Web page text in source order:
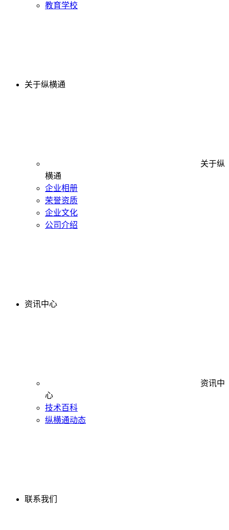
教育学校
关于纵横通
关于纵
横通
企业相册
荣誉资质
企业文化
公司介绍
资讯中心
资讯中
心
技术百科
纵横通动态
联系我们